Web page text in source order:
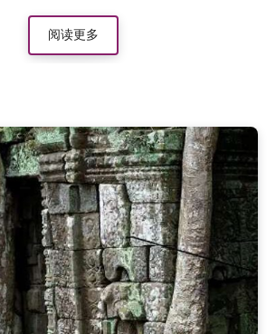
阅读更多